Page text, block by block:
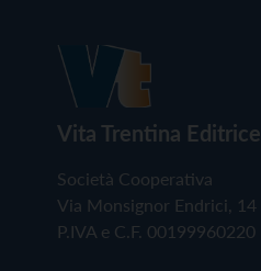
Vita Trentina Editrice
Società Cooperativa
Via Monsignor Endrici,
P.IVA e C.F. 00199960220